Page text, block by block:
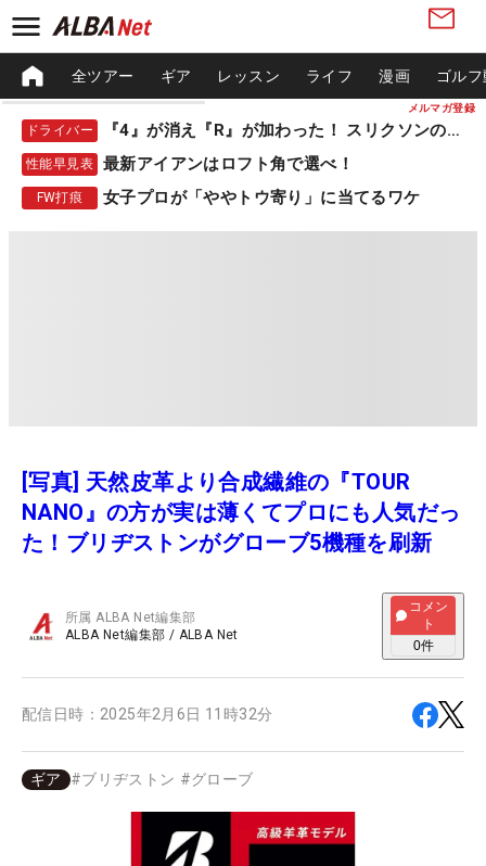
メルマガ登録
全ツアー ギア レッスン ライフ 漫画 ゴル
ドライバー 『4』が消え『R』が加わった！ スリクソンの新作
性能早見表 最新アイアンはロフト角で選べ！
FW打痕 女子プロが「ややトウ寄り」に当てるワケ
[写真] 天然皮革より合成繊維の『TOUR
NANO』の方が実は薄くてプロにも人気だっ
た！ブリヂストンがグローブ5機種を刷新
所属ALBA Net編集部
ALBA Net編集部 / ALBA Net
コメン
ト
0件
配信日時： 2025年2月6日 11時32分
ギア #ブリヂストン #グローブ